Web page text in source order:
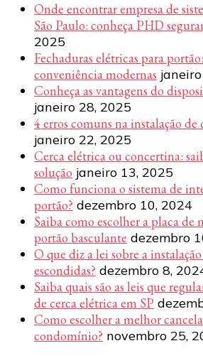
Onde encontrar empresa de
São Paulo: conheça PHD
2025
Fechaduras elétricas para
conveniência modernas
Conheça as vantagens do
janeiro 28, 2025
4 erros comuns na instalação de
janeiro 22, 2025
Cerca elétrica ou concertina:
solução janeiro 13, 2025
Como funciona o sistema de
portão? dezembro 10, 2024
Saiba como escolher a placa de
portão basculante dezembro
O que diz a lei sobre a
escondidas? dezembro 8,
Saiba quais são as leis que
de cerca elétrica em SP
Como escolher a melhor
condomínio? novembro 25,